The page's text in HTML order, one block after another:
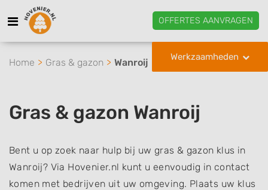
OFFERTES AANVRAGEN
Werkzaamheden
Home Gras & gazon Wanroij
Gras & gazon Wanroij
Bent u op zoek naar hulp bij uw gras & gazon klus in
Wanroij? Via Hovenier.nl kunt u eenvoudig in contact
komen met bedrijven uit uw omgeving. Plaats uw klus